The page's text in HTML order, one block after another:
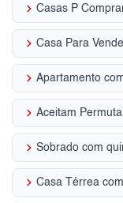
keyboard_arrow_right Casas P
keyboard_arrow_right
keyboard_arrow_right
keyboard_arrow_right Aceitam
keyboard_arrow_right Sobrado com
keyboard_arrow_right